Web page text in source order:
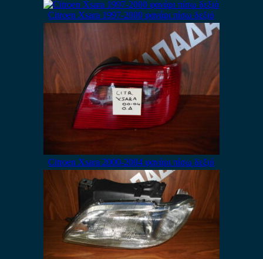
Citroen Xsara 1997-2000 φανάρι πίσω δεξιό
Citroen Xsara 2000-2004 φανάρι πίσω δεξιό